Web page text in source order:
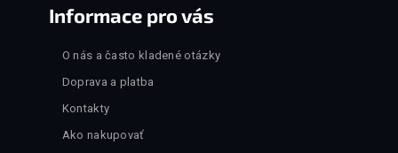
Informace pro vás
O nás a často kladené otázky
Doprava a platba
Kontakty
Ako nakupovať